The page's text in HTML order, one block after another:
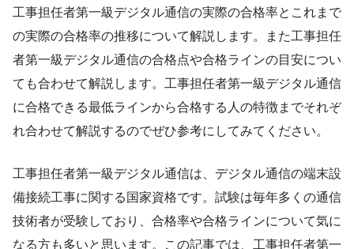
工事担任者第一級デジタル通信の実際の合格率とこれまで
の実際の合格率の推移について解説します。また工事担任
者第一級デジタル通信の合格点や合格ラインの目安につい
ても合わせて解説します。工事担任者第一級デジタル通信
に合格できる最低ラインから合格する人の特徴までそれぞ
れ合わせて解説するのでぜひ参考にしてみてください。
工事担任者第一級デジタル通信は、デジタル通信の端末設
備接続工事に関する国家資格です。試験は毎年多くの通信
技術者が受験しており、合格率や合格ラインについて気に
なる方も多いと思います。この記事では、工事担任者第一